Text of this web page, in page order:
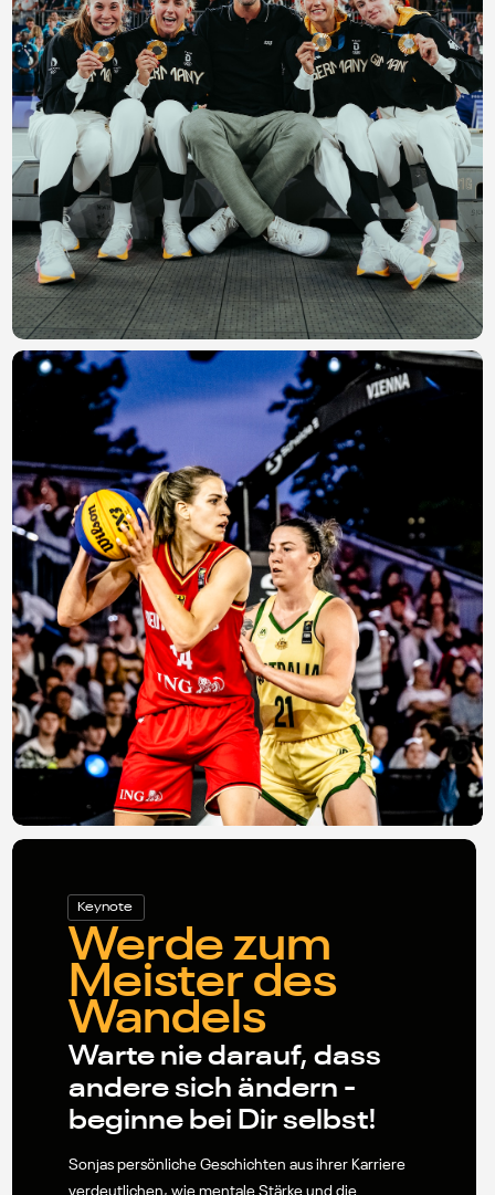
Keynote
Werde zum
Meister des
Wandels
Warte nie darauf, dass
andere sich ändern -
beginne bei Dir selbst!
Sonjas persönliche Geschichten aus ihrer Karriere
verdeutlichen, wie mentale Stärke und die